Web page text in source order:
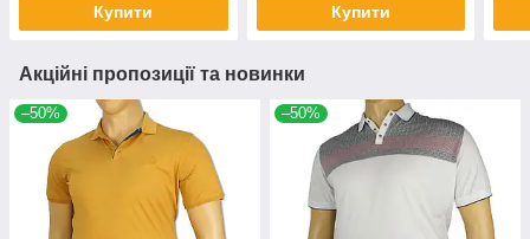
Купити Купити
Акційні пропозиції та новинки
–50% –50%